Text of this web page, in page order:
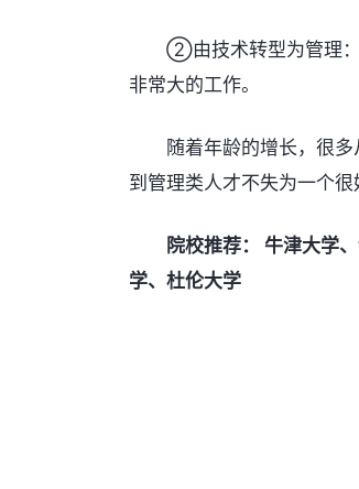
②由技术转型为管理：这
非常大的工作。
随着年龄的增长，很多
到管理类人才不失为一个很
院校推荐： 牛津大学
学、杜伦大学